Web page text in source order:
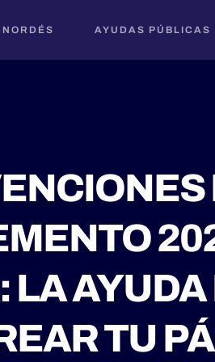
AYUDAS PÚBLICAS
LA
TU